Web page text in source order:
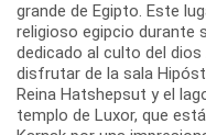
grande de Egipto. Este
religioso egipcio durante
dedicado al culto del
disfrutar de la sala
Reina Hatshepsut y el
templo de Luxor, que